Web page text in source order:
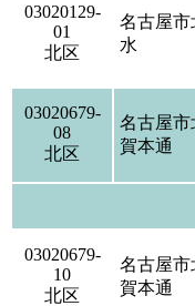
03020129-
01
北区
名古屋市
水
03020679-
08
北区
名古屋市
賀本通
03020679-
10
北区
名古屋市
賀本通